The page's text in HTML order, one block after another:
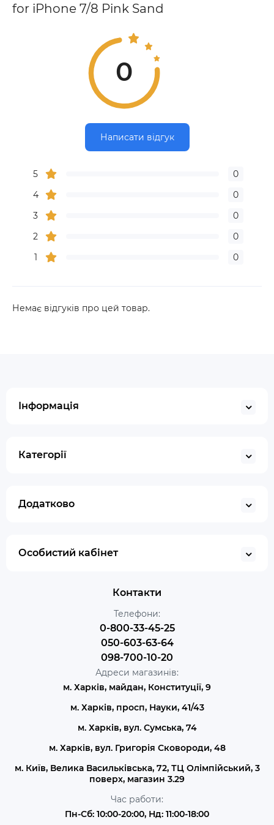
for iPhone 7/8 Pink Sand
0
Написати відгук
5
0
4
0
3
0
2
0
1
0
Немає відгуків про цей товар.
Інформація
Категорії
Додатково
Особистий кабінет
Контакти
Телефони:
0-800-33-45-25
050-603-63-64
098-700-10-20
Адреси магазинів:
м. Харків, майдан, Конституції, 9
м. Харків, просп, Науки, 41/43
м. Харків, вул. Сумська, 74
м. Харків, вул. Григорія Сковороди, 48
м. Київ, Велика Васильківська, 72, ТЦ Олімпійський, 3
поверх, магазин 3.29
Час работи:
Пн-Сб: 10:00-20:00, Нд: 11:00-18:00